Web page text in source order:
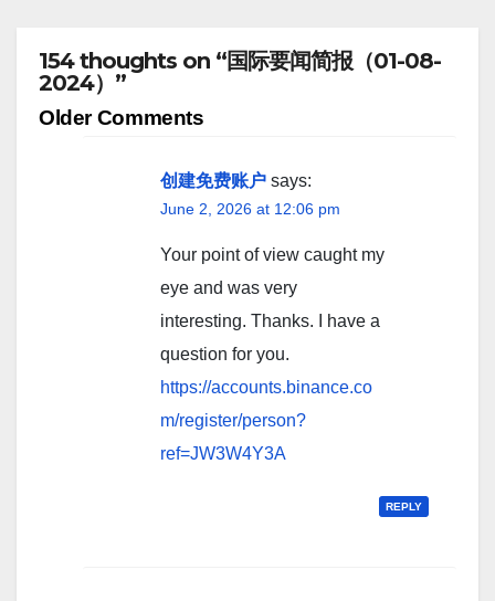
154 thoughts on “国际要闻简报（01-08-
2024）”
Comment
navigation
Older Comments
创建免费账户 says:
June 2, 2026 at 12:06 pm
Your point of view caught my
eye and was very
interesting. Thanks. I have a
question for you.
https://accounts.binance.co
m/register/person?
ref=JW3W4Y3A
REPLY